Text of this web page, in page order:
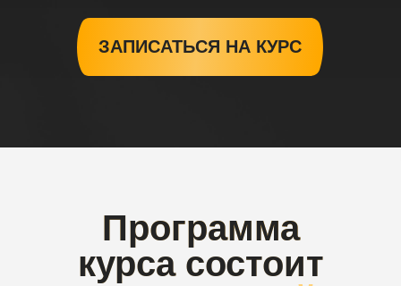
ЗАПИСАТЬСЯ НА КУРС
Программа
курса состоит